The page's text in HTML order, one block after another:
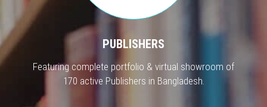
PUBLISHERS
Featuring complete portfolio & virtual showroom of
170 active Publishers in Bangladesh.